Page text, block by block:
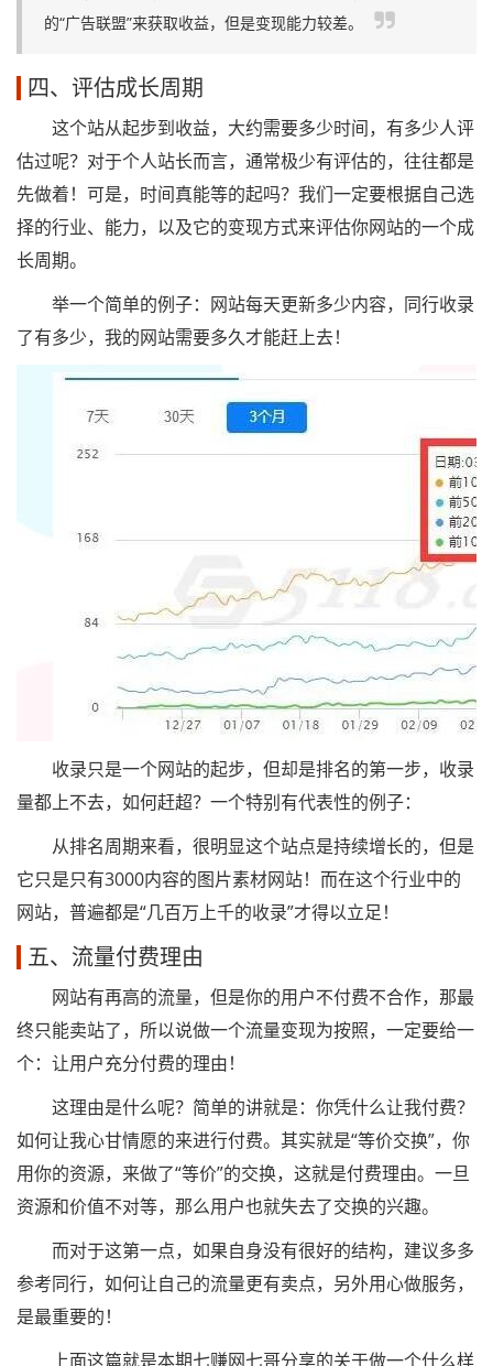
的“广告联盟”来获取收益，但是变现能力较差。
四、评估成长周期
这个站从起步到收益，大约需要多少时间，有多少人评
估过呢？对于个人站长而言，通常极少有评估的，往往都是
先做着！可是，时间真能等的起吗？我们一定要根据自己选
择的行业、能力，以及它的变现方式来评估你网站的一个成
长周期。
举一个简单的例子：网站每天更新多少内容，同行收录
了有多少，我的网站需要多久才能赶上去！
收录只是一个网站的起步，但却是排名的第一步，收录
量都上不去，如何赶超？一个特别有代表性的例子：
从排名周期来看，很明显这个站点是持续增长的，但是
它只是只有3000内容的图片素材网站！而在这个行业中的
网站，普遍都是“几百万上千的收录”才得以立足！
五、流量付费理由
网站有再高的流量，但是你的用户不付费不合作，那最
终只能卖站了，所以说做一个流量变现为按照，一定要给一
个：让用户充分付费的理由！
这理由是什么呢？简单的讲就是：你凭什么让我付费？
如何让我心甘情愿的来进行付费。其实就是“等价交换”，你
用你的资源，来做了“等价”的交换，这就是付费理由。一旦
资源和价值不对等，那么用户也就失去了交换的兴趣。
而对于这第一点，如果自身没有很好的结构，建议多多
参考同行，如何让自己的流量更有卖点，另外用心做服务，
是最重要的！
上面这篇就是本期七赚网七哥分享的关于做一个什么样